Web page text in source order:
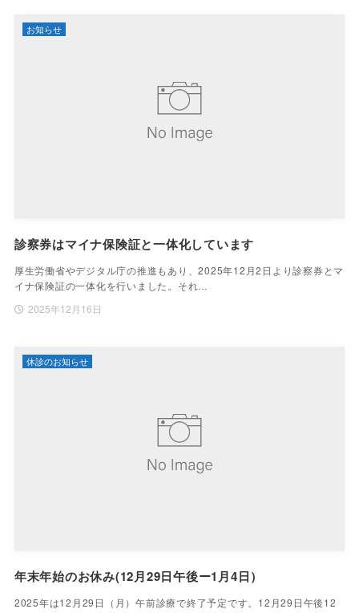
診察券はマイナ保険証と一体化しています
厚生労働省やデジタル庁の推進もあり、2025年12月2日より診察券とマ
イナ保険証の一体化を行いました。それ…
2025年12月16日
お知らせ
年末年始のお休み(12月29日午後ー1月4日）
2025年は12月29日（月）午前診療で終了予定です。12月29日午後12
休診のお知らせ